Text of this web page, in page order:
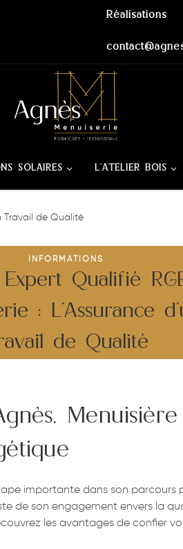
Réalisations
SOLAIRES L’ATELIER BOIS
Travail de Qualité
INFORMATIONS
Qualifié
: L’Assurance
de Qualité
importante dans son
de son engagement envers la
les avantages de confier